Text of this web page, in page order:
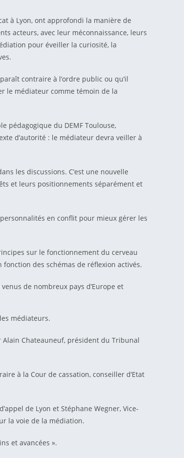
à Lyon, ont approfondi la manière de
acteurs, avec leur méconnaissance, leurs
pour éveiller la curiosité, la
contraire à l’ordre public ou qu’il
le médiateur comme témoin de la
pédagogique du DEMF Toulouse,
d’autorité : le médiateur devra veiller à
les discussions. C’est une nouvelle
et leurs positionnements séparément et
en conflit pour mieux gérer les
sur le fonctionnement du cerveau
des schémas de réflexion activés.
de nombreux pays d’Europe et
médiateurs.
Chateauneuf, président du Tribunal
à la Cour de cassation, conseiller d’Etat
de Lyon et Stéphane Wegner, Vice-
la voie de la médiation.
et avancées ».